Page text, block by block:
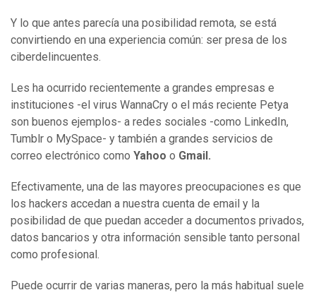
Y lo que antes parecía una posibilidad remota, se está
convirtiendo en una experiencia común: ser presa de los
ciberdelincuentes.
Les ha ocurrido recientemente a grandes empresas e
instituciones -el virus WannaCry o el más reciente Petya
son buenos ejemplos- a redes sociales -como LinkedIn,
Tumblr o MySpace- y también a grandes servicios de
correo electrónico como Yahoo o Gmail.
Efectivamente, una de las mayores preocupaciones es que
los hackers accedan a nuestra cuenta de email y la
posibilidad de que puedan acceder a documentos privados,
datos bancarios y otra información sensible tanto personal
como profesional.
Puede ocurrir de varias maneras, pero la más habitual suele